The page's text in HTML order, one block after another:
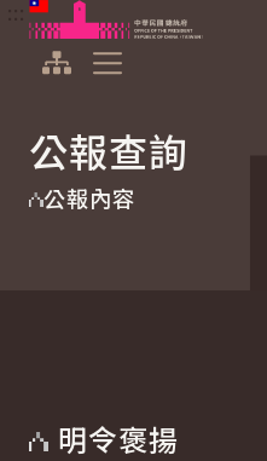
跳到主要內容
中華民國總統府
公報查詢
公報內容
明令褒揚